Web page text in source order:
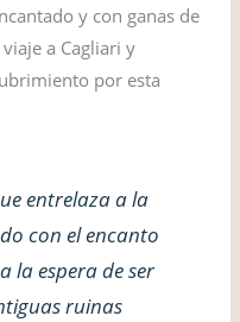
y con ganas de
a Cagliari y
por esta
entrelaza a la
con el encanto
la espera de ser
ruinas